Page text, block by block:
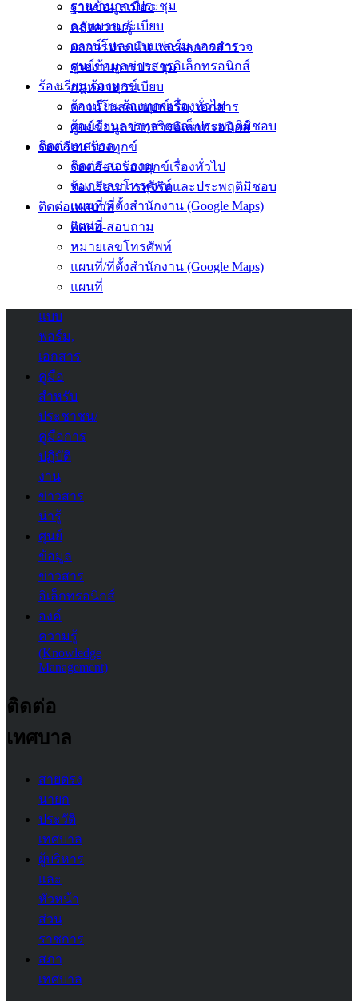
รายงานการประชุม
กฎหมาย ระเบียบ
ดาวน์โหลดแบบฟอร์ม, เอกสาร
ศูนย์ข้อมูลข่าวสารอิเล็กทรอนิกส์
ร้องเรียน ร้องทุกข์
ร้องเรียน ร้องทุกข์เรื่องทั่วไป
ร้องเรียนการทุจริตและประพฤติมิชอบ
ติดต่อเทศบาล
ติดต่อ-สอบถาม
หมายเลขโทรศัพท์
แผนที่/ที่ตั้งสำนักงาน (Google Maps)
แผนที่
ฐานข้อมูลเมือง
คลังความรู้
ผลการประเมิน และผลการสำรวจ
รายงานการประชุม
กฎหมาย ระเบียบ
ดาวน์โหลดแบบฟอร์ม, เอกสาร
ศูนย์ข้อมูลข่าวสารอิเล็กทรอนิกส์
ร้องเรียน ร้องทุกข์
ร้องเรียน ร้องทุกข์เรื่องทั่วไป
ร้องเรียนการทุจริตและประพฤติมิชอบ
ติดต่อเทศบาล
ติดต่อ-สอบถาม
หมายเลขโทรศัพท์
แผนที่/ที่ตั้งสำนักงาน (Google Maps)
แผนที่
สำนักงาน
เทศบาลเมือง
อ่างศิลา 90/338
ม.3 ต.เสม็ด
อ.เมือง จ.ชลบุรี
038-
142-100-104
บริการ
ประชาชน
ดาวน์โหลด
แบบ
ฟอร์ม,
เอกสาร
คู่มือ
สำหรับ
ประชาชน/
คู่มือการ
ปฏิบัติ
งาน
ข่าวสาร
น่ารู้
ศุนย์
ข้อมูล
ข่าวสาร
อิเล็กทรอนิกส์
องค์
ความรู้
(Knowledge
Management)
ติดต่อ
เทศบาล
สายตรง
นายก
ประวัติ
เทศบาล
ผู้บริหาร
และ
หัวหน้า
ส่วน
ราชการ
สภา
เทศบาล